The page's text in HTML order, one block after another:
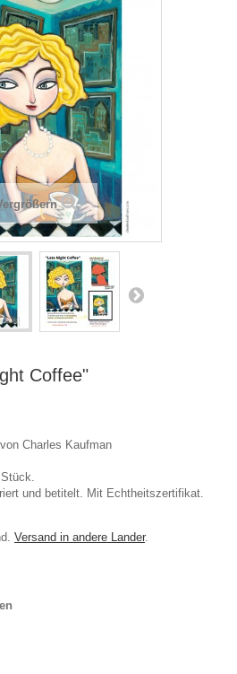
Coffee"
Charles Kaufman
und betitelt. Mit Echtheitszertifikat.
Versand in andere Lander.